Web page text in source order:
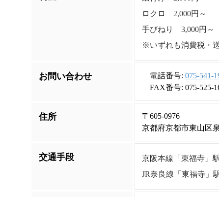
ロクロ 2,000円～
手びねり 3,000円～
※いずれも消費税・
お問い合わせ 電話番号: 075-541-
FAX番号: 075-525-
住所
〒605-0976
京都府京都市東山区
交通手段
京阪本線「東福寺」
JR奈良線「東福寺」